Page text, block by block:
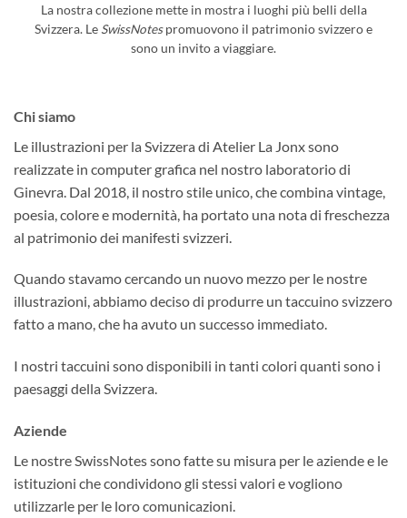
La nostra collezione mette in mostra i luoghi più belli della
Svizzera. Le SwissNotespromuovono il patrimonio svizzero e
sono un invito a viaggiare.
Chi siamo
Le illustrazioni per la Svizzera di Atelier La Jonx sono
realizzate in computer grafica nel nostro laboratorio di
Ginevra. Dal 2018, il nostro stile unico, che combina vintage,
poesia, colore e modernità, ha portato una nota di freschezza
al patrimonio dei manifesti svizzeri.
Quando stavamo cercando un nuovo mezzo per le nostre
illustrazioni, abbiamo deciso di produrre un taccuino svizzero
fatto a mano, che ha avuto un successo immediato.
I nostri taccuini sono disponibili in tanti colori quanti sono i
paesaggi della Svizzera.
Aziende
Le nostre SwissNotes sono fatte su misura per le aziende e le
istituzioni che condividono gli stessi valori e vogliono
utilizzarle per le loro comunicazioni.